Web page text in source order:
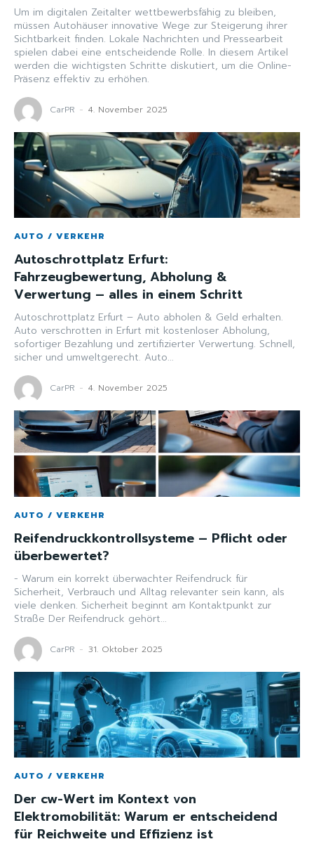
Um im digitalen Zeitalter wettbewerbsfähig zu bleiben,
müssen Autohäuser innovative Wege zur Steigerung ihrer
Sichtbarkeit finden. Lokale Nachrichten und Pressearbeit
spielen dabei eine entscheidende Rolle. In diesem Artikel
werden die wichtigsten Schritte diskutiert, um die Online-
Präsenz effektiv zu erhöhen.
CarPR - 4. November 2025
AUTO / VERKEHR
Autoschrottplatz Erfurt:
Fahrzeugbewertung, Abholung &
Verwertung – alles in einem Schritt
Autoschrottplatz Erfurt – Auto abholen & Geld erhalten.
Auto verschrotten in Erfurt mit kostenloser Abholung,
sofortiger Bezahlung und zertifizierter Verwertung. Schnell,
sicher und umweltgerecht. Auto...
CarPR - 4. November 2025
AUTO / VERKEHR
Reifendruckkontrollsysteme – Pflicht oder
überbewertet?
- Warum ein korrekt überwachter Reifendruck für
Sicherheit, Verbrauch und Alltag relevanter sein kann, als
viele denken. Sicherheit beginnt am Kontaktpunkt zur
Straße Der Reifendruck gehört...
CarPR - 31. Oktober 2025
AUTO / VERKEHR
Der cw-Wert im Kontext von
Elektromobilität: Warum er entscheidend
für Reichweite und Effizienz ist